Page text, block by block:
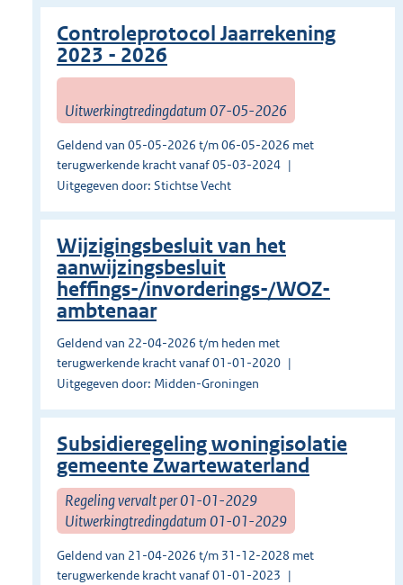
Controleprotocol Jaarrekening
2023 - 2026
Uitwerkingtredingdatum 07-05-2026
Geldend van 05-05-2026 t/m 06-05-2026 met
terugwerkende kracht vanaf 05-03-2024
Uitgegeven door: Stichtse Vecht
Wijzigingsbesluit van het
aanwijzingsbesluit
heffings-/invorderings-/WOZ-
ambtenaar
Geldend van 22-04-2026 t/m heden met
terugwerkende kracht vanaf 01-01-2020
Uitgegeven door: Midden-Groningen
Subsidieregeling woningisolatie
gemeente Zwartewaterland
Regeling vervalt per 01-01-2029
Uitwerkingtredingdatum 01-01-2029
Geldend van 21-04-2026 t/m 31-12-2028 met
terugwerkende kracht vanaf 01-01-2023